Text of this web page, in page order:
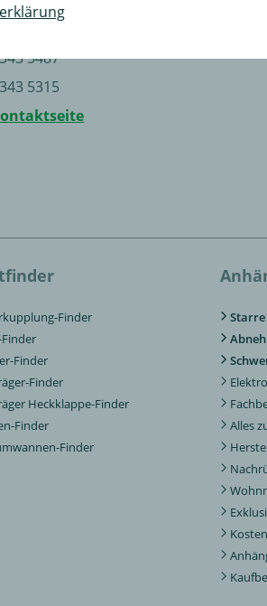
8-17 Uhr | Samstag 8-12 Uhr
5487
5315
Finder
Finder
Finder
Heckklappe-Finder
Finder
Finder
Alles